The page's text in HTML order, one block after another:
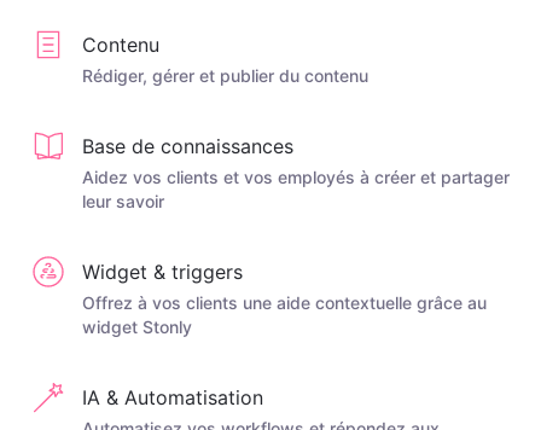
Contenu
Rédiger, gérer et publier du contenu
Base de connaissances
Aidez vos clients et vos employés à créer et partager
leur savoir
Widget & triggers
Offrez à vos clients une aide contextuelle grâce au
widget Stonly
IA & Automatisation